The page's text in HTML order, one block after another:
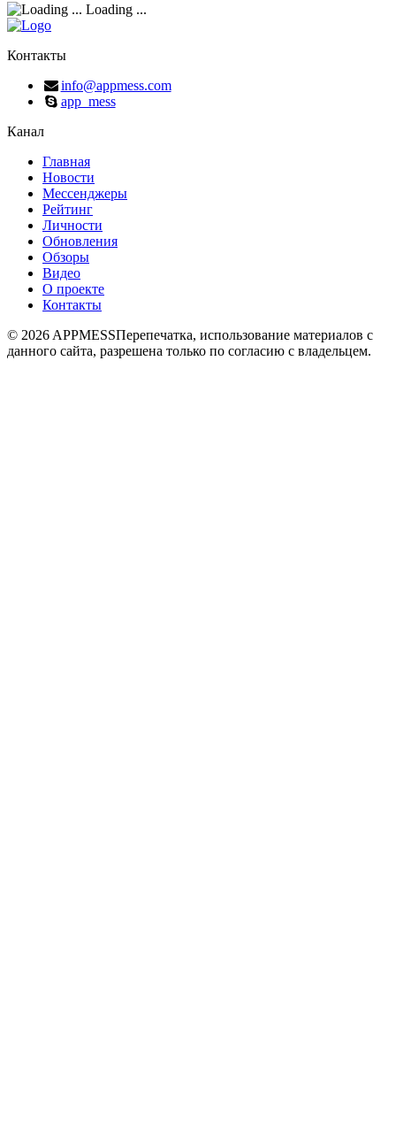
Loading ...
Контакты
info@appmess.com
app_mess
Канал
Главная
Новости
Мессенджеры
Рейтинг
Личности
Обновления
Обзоры
Видео
О проекте
Контакты
© 2026 APPMESSПерепечатка, использование материалов с
данного сайта, разрешена только по согласию с владельцем.